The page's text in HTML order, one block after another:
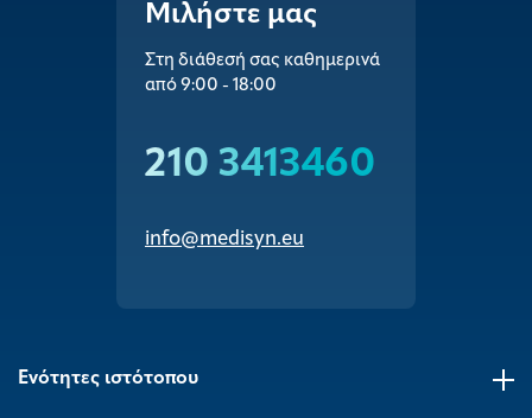
Μιλήστε μας
Στη διάθεσή σας καθημερινά
από 9:00 - 18:00
210 3413460
info@medisyn.eu
Ενότητες ιστότοπου